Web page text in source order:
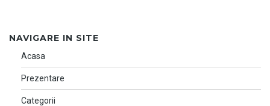
NAVIGARE IN SITE
Acasa
Prezentare
Categorii